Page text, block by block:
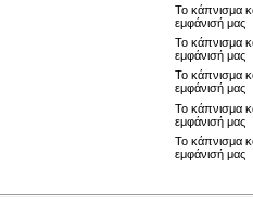
Το κάπνισμα
εμφάνισή μας
Το κάπνισμα
εμφάνισή μας
Το κάπνισμα
εμφάνισή μας
Το κάπνισμα
εμφάνισή μας
Το κάπνισμα
εμφάνισή μας